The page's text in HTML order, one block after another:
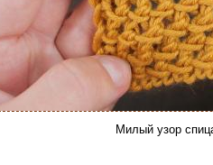
Милый узор